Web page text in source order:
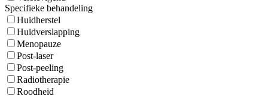
Specifieke behandeling
Huidherstel
Huidverslapping
Menopauze
Post-laser
Post-peeling
Radiotherapie
Roodheid